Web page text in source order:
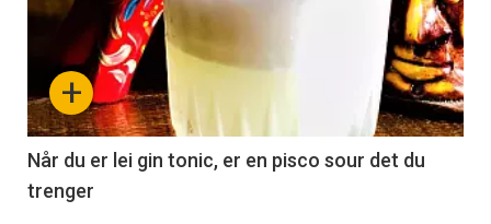
+
Når du er lei gin tonic, er en pisco sour det du
trenger